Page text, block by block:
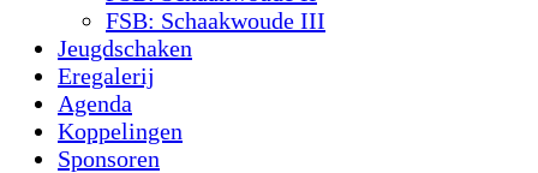
FSB: Schaakwoude III
Jeugdschaken
Eregalerij
Agenda
Koppelingen
Sponsoren